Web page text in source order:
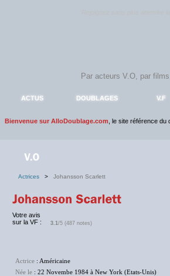
ACTUS DOUBLAGES V.F
Bienvenue sur AlloDoublage.com , le site référence du
Actrices > Johansson Scarlett
Votre avis
sur la VF :
3.1/5 (487 notes)
Actrice : Américaine
Née le : 22 Novembe 1984 à New York (Etats-Unis)